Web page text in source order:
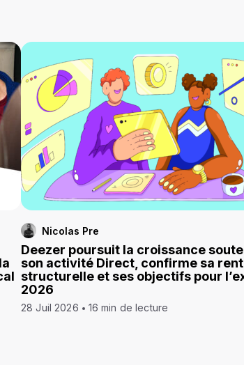
Nicolas Pre
Deezer poursuit la croissance
son activité Direct, confirme sa
structurelle et ses objectifs pour
2026
28 Juil 2026 16 min de lecture